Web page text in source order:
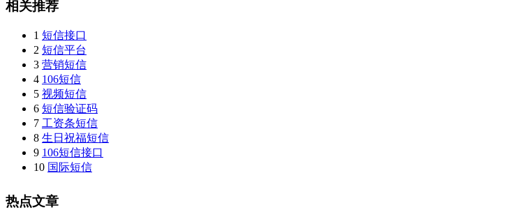
相关推荐
1 短信接口
2 短信平台
3 营销短信
4 106短信
5 视频短信
6 短信验证码
7 工资条短信
8 生日祝福短信
9 106短信接口
10 国际短信
热点文章